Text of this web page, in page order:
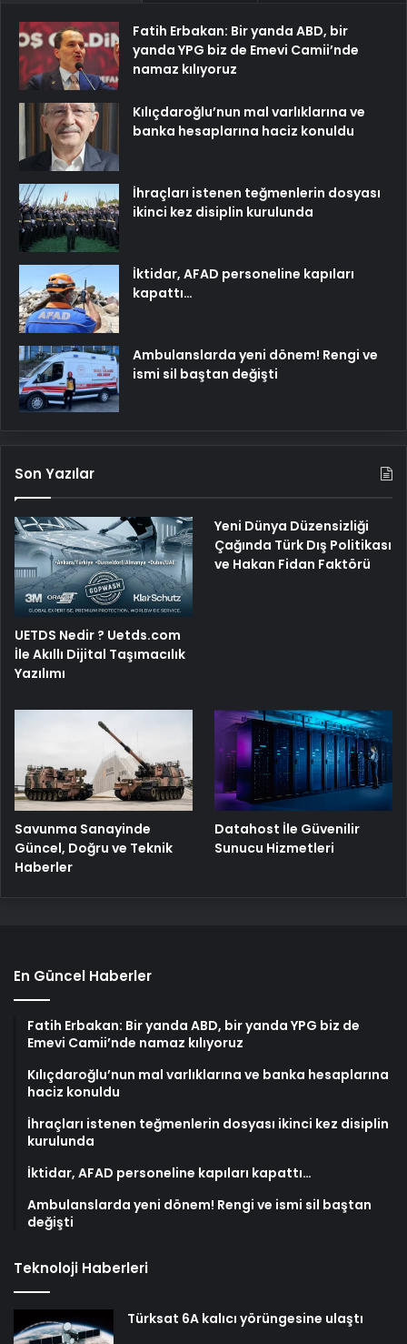
Fatih Erbakan: Bir yanda ABD, bir
yanda YPG biz de Emevi Camii’nde
namaz kılıyoruz
Kılıçdaroğlu’nun mal varlıklarına ve
banka hesaplarına haciz konuldu
İhraçları istenen teğmenlerin dosyası
ikinci kez disiplin kurulunda
İktidar, AFAD personeline kapıları
kapattı…
Ambulanslarda yeni dönem! Rengi ve
ismi sil baştan değişti
Son Yazılar
UETDS Nedir ? Uetds.com
İle Akıllı Dijital Taşımacılık
Yazılımı
Yeni Dünya Düzensizliği
Çağında Türk Dış Politikası
ve Hakan Fidan Faktörü
Savunma Sanayinde
Güncel, Doğru ve Teknik
Haberler
Datahost İle Güvenilir
Sunucu Hizmetleri
En Güncel Haberler
Fatih Erbakan: Bir yanda ABD, bir yanda YPG biz de
Emevi Camii’nde namaz kılıyoruz
Kılıçdaroğlu’nun mal varlıklarına ve banka hesaplarına
haciz konuldu
İhraçları istenen teğmenlerin dosyası ikinci kez disiplin
kurulunda
İktidar, AFAD personeline kapıları kapattı…
Ambulanslarda yeni dönem! Rengi ve ismi sil baştan
değişti
Teknoloji Haberleri
Türksat 6A kalıcı yörüngesine ulaştı